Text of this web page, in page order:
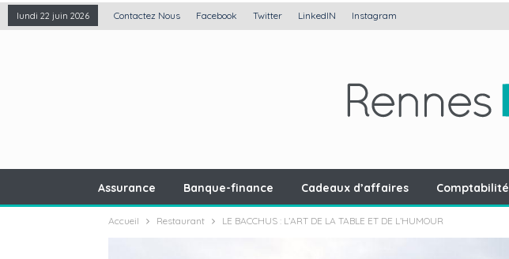
lundi 22 juin 2026 Contactez Nous Facebook Twitter LinkedIN Instagram
Assurance Banque-finance Cadeaux d’affaires Comptabilité
Accueil Restaurant LE BACCHUS : L’ART DE LA TABLE ET DE L’HUMOUR